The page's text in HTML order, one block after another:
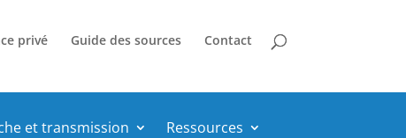
privé Guide des sources
Contact
et transmission Ressources